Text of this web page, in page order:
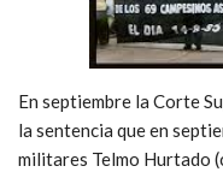
En septiembre la Corte
la sentencia que en
militares Telmo Hurtado